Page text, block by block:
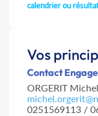
calendrier ou
Vos
Contact
ORGERIT Michel
0251569113 /